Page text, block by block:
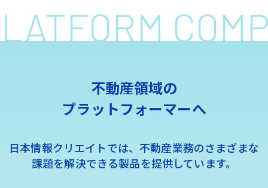
不動産領域の
プラットフォーマーへ
日本情報クリエイトでは、不動産業務のさまざまな
課題を解決できる製品を提供しています。